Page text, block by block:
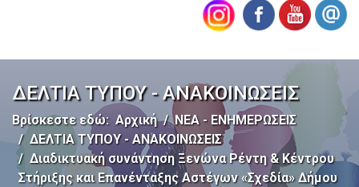
ΔΕΛΤΙΑ ΤΥΠΟΥ - ΑΝΑΚΟΙΝΩΣΕΙΣ
Βρίσκεστε εδώ: Αρχική
ΝΕΑ - ΕΝΗΜΕΡΩΣΕΙΣ
ΔΕΛΤΙΑ ΤΥΠΟΥ - ΑΝΑΚΟΙΝΩΣΕΙΣ
Διαδικτυακή συνάντηση Ξενώνα Ρέντη & Κέντρου
Στήριξης και Επανένταξης Αστέγων «Σχεδία» Δήμου